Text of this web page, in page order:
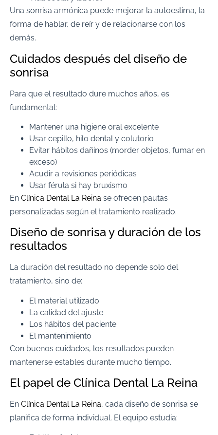
Una sonrisa armónica puede mejorar la autoestima, la
forma de hablar, de reír y de relacionarse con los
demás.
Cuidados después del diseño de
sonrisa
Para que el resultado dure muchos años, es
fundamental:
Mantener una higiene oral excelente
Usar cepillo, hilo dental y colutorio
Evitar hábitos dañinos (morder objetos, fumar en
exceso)
Acudir a revisiones periódicas
Usar férula si hay bruxismo
En Clínica Dental La Reina se ofrecen pautas
personalizadas según el tratamiento realizado.
Diseño de sonrisa y duración de los
resultados
La duración del resultado no depende solo del
tratamiento, sino de:
El material utilizado
La calidad del ajuste
Los hábitos del paciente
El mantenimiento
Con buenos cuidados, los resultados pueden
mantenerse estables durante mucho tiempo.
El papel de Clínica Dental La Reina
En Clínica Dental La Reina, cada diseño de sonrisa se
planifica de forma individual. El equipo estudia: